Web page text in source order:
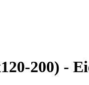
200) -